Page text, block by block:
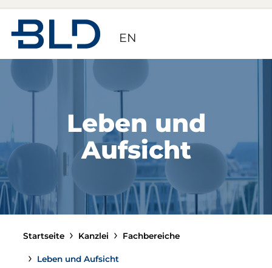
EN
Leben und
Aufsicht
Startseite Kanzlei Fachbereiche
Leben und Aufsicht